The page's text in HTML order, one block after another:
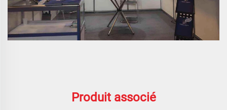
Produit associé